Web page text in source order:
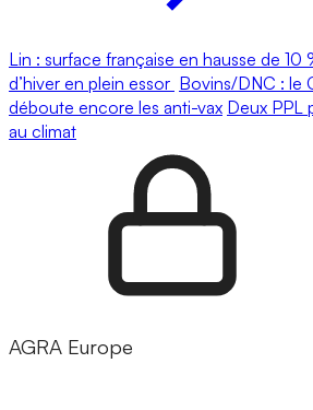
Lin : surface française en hausse de 10
d’hiver en plein essor Bovins/DNC : le
déboute encore les anti-vax Deux PPL
au climat
AGRA Europe